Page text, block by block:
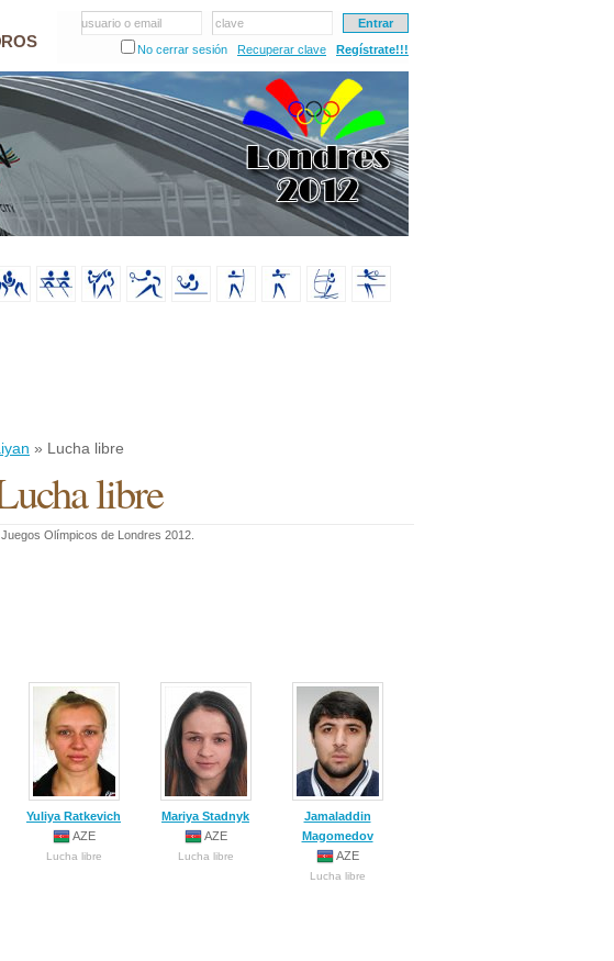
usuario o email
clave
No cerrar sesión
Recuperar clave Regístrate!!!
» Lucha libre
libre
Olímpicos de Londres 2012.
Yuliya Ratkevich
AZE
Lucha libre
Mariya Stadnyk
AZE
Lucha libre
Jamaladdin
Magomedov
AZE
Lucha libre